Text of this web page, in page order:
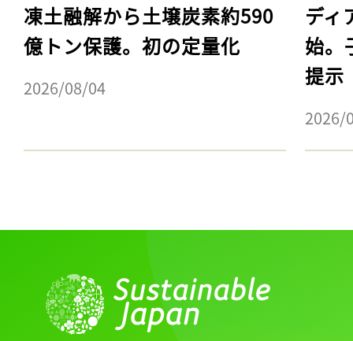
凍土融解から土壌炭素約590
億トン保護。初の定量化
2026/08/04
ディ
始。
提示
2026/